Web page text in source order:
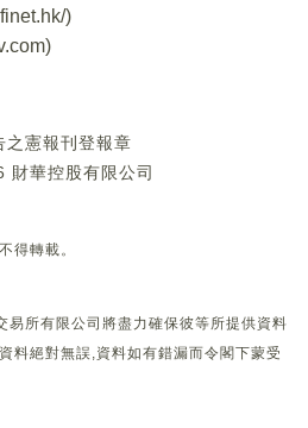
)
)
之憲報刊登報章
華控股有限公司
得轉載。
易所有限公司將盡力確保彼等所提供資料
料絕對無誤,資料如有錯漏而令閣下蒙受